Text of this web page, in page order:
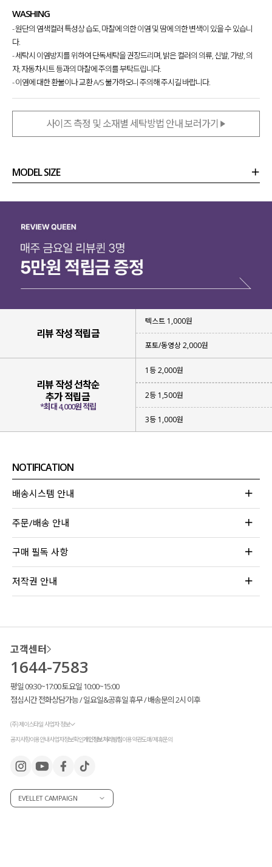
멜란지 컬러를 새롭게 출시하게 되었습니다!
조금 특별한 디테일 포인트를 추가해
또 다른 매력을 느끼실 수 있을 거라
눈여겨보시면 좋을 것 같아요.
WASHING
- 원단의 염색컬러 특성상 습도, 마찰에 의한 이염 및 땀에 의한 변색이 있을 수 있습니
다.
- 세탁시 이염방지를 위하여 단독세탁을 권장드리며, 밝은 컬러의 의류, 신발, 가방, 의
자, 자동차시트 등과의 마찰에 주의를 부탁드립니다.
- 이염에 대한 환불이나 교환 A/S 불가하오니 주의해 주시길 바랍니다.
사이즈 측정 및 소재별 세탁방법 안내 보러가기
MODEL SIZE
리뷰 작성 적립금
텍스트 1,000원
포토/동영상 2,000원
리뷰 작성 선착순
추가 적립금
*최대 4,000원 적립
1등 2,000원
2등 1,500원
3등 1,000원
NOTIFICATION
배송시스템 안내
주문/배송 안내
구매 필독 사항
저작권 안내
고객센터
1644-7583
평일 09:30~17:00 토요일 10:00~15:00
점심시간 전화상담가능 / 일요일&공휴일 휴무 / 배송문의 2시 이후
(주) 제이스타일 사업자 정보
공지사항이용안내사업자정보확인개인정보처리방침이용약관도매/제휴문의
EVELLET CAMPAIGN